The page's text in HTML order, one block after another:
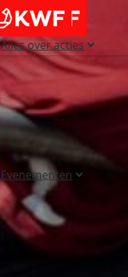
Alles over acties
Evenementen